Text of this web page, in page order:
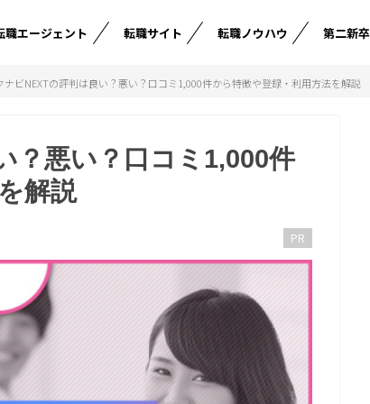
職エージェント 転職サイト 転職ノウハウ 第二新卒
ナビNEXTの評判は良い？悪い？口コミ1,000件から特徴や登録・利用方法を解説
？悪い？口コミ1,000件
解説
PR